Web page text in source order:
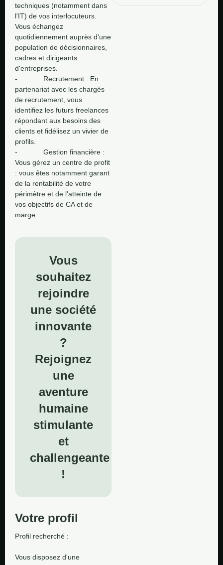
techniques (notamment dans
l'IT) de vos interlocuteurs.
Vous échangez
quotidiennement auprès d'une
population de décisionnaires,
cadres et dirigeants
d'entreprises.
-             Recrutement : En
partenariat avec les chargés
de recrutement, vous
identifiez les futurs freelances
répondant aux besoins des
clients et fidélisez un vivier de
profils.
-             Gestion financière :
Vous gérez un centre de profit
: vous êtes notamment garant
de la rentabilité de votre
périmètre et de l'atteinte de
vos objectifs de CA et de
marge.
Vous
souhaitez
rejoindre
une société
innovante
?
Rejoignez
une
aventure
humaine
stimulante
et
challengeante
!
Votre profil
Profil recherché :
Vous disposez d'une